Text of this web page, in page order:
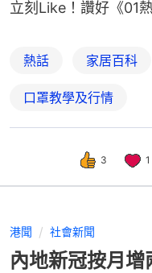
立刻Like！讚好《01
熱話 家居百科
口罩教學及行情
3 1
港聞 社會新聞
內地新冠按月